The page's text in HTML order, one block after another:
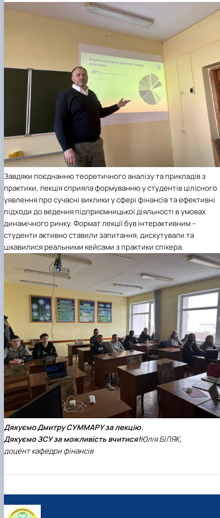
Завдяки поєднанню теоретичного аналізу та прикладів з
практики, лекція сприяла формуванню у студентів цілісного
уявлення про сучасні виклики у сфері фінансів та ефективні
підходи до ведення підприємницької діяльності в умовах
динамічного ринку. Формат лекції був інтерактивним –
студенти активно ставили запитання, дискутували та
цікавилися реальними кейсами з практики спікера.
Дякуємо Дмитру СУММАРУ за лекцію.
Дякуємо ЗСУ за можливість вчитися!Юлія БІЛЯК,
доцент кафедри фінансів